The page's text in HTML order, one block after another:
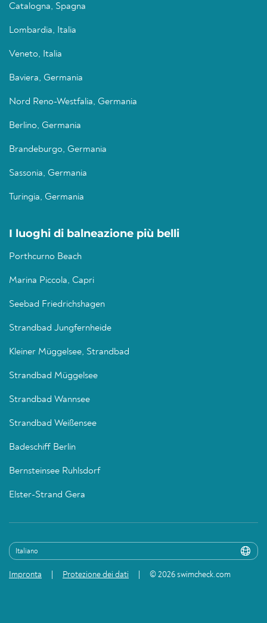
Catalogna, Spagna
Lombardia, Italia
Veneto, Italia
Baviera, Germania
Nord Reno-Westfalia, Germania
Berlino, Germania
Brandeburgo, Germania
Sassonia, Germania
Turingia, Germania
I luoghi di balneazione più belli
Porthcurno Beach
Marina Piccola, Capri
Seebad Friedrichshagen
Strandbad Jungfernheide
Kleiner Müggelsee, Strandbad
Strandbad Müggelsee
Strandbad Wannsee
Strandbad Weißensee
Badeschiff Berlin
Bernsteinsee Ruhlsdorf
Elster-Strand Gera
Impronta Protezione dei dati © 2026 swimcheck.com